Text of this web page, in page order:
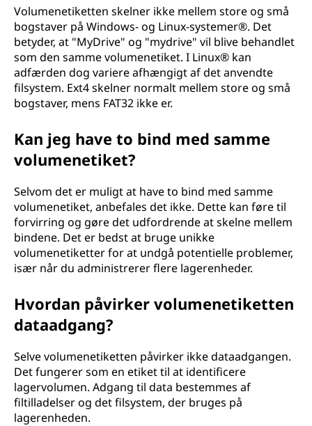
Volumenetiketten skelner ikke mellem store og små
bogstaver på Windows- og Linux-systemer®. Det
betyder, at "MyDrive" og "mydrive" vil blive behandlet
som den samme volumenetiket. I Linux® kan
adfærden dog variere afhængigt af det anvendte
filsystem. Ext4 skelner normalt mellem store og små
bogstaver, mens FAT32 ikke er.
Kan jeg have to bind med samme
volumenetiket?
Selvom det er muligt at have to bind med samme
volumenetiket, anbefales det ikke. Dette kan føre til
forvirring og gøre det udfordrende at skelne mellem
bindene. Det er bedst at bruge unikke
volumenetiketter for at undgå potentielle problemer,
især når du administrerer flere lagerenheder.
Hvordan påvirker volumenetiketten
dataadgang?
Selve volumenetiketten påvirker ikke dataadgangen.
Det fungerer som en etiket til at identificere
lagervolumen. Adgang til data bestemmes af
filtilladelser og det filsystem, der bruges på
lagerenheden.